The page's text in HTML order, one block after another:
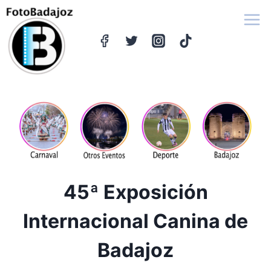
Saltar
contenido
45ª Exposición
Internacional Canina de
Badajoz